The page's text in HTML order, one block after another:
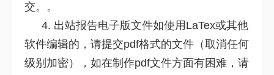
交。。
4. 出站报告电子版文件如使用LaTex或其他
软件编辑的，请提交pdf格式的文件（取消任何
级别加密），如在制作pdf文件方面有困难，请